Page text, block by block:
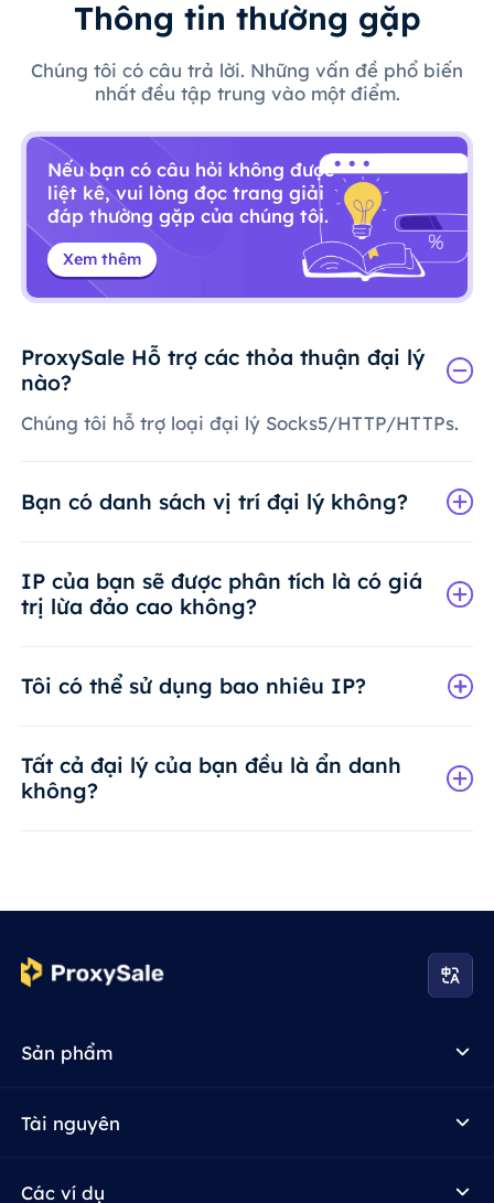
Thông tin thường gặp
Chúng tôi có câu trả lời. Những vấn đề phổ biến
nhất đều tập trung vào một điểm.
Nếu bạn có câu hỏi không được
liệt kê, vui lòng đọc trang giải
đáp thường gặp của chúng tôi.
Xem thêm
ProxySale Hỗ trợ các thỏa thuận đại lý
nào?
Chúng tôi hỗ trợ loại đại lý Socks5/HTTP/HTTPs.
Bạn có danh sách vị trí đại lý không?
IP của bạn sẽ được phân tích là có giá
trị lừa đảo cao không?
Tôi có thể sử dụng bao nhiêu IP?
Tất cả đại lý của bạn đều là ẩn danh
không?
Sản phẩm
Tài nguyên
Các ví dụ